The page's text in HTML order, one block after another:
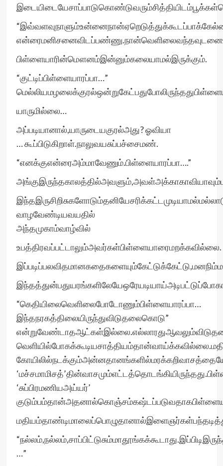
பிள்ளையாரின்மௌனம்இன்னும்கலையாமல்இருக்கும்.
“குட்டிப்பிள்ளையாரப்பா…”
யாருமில்லை…
அப்படியானால்,யாருடையகுரல்அது? ஓவியா
… கூப்பிடுகிறாள்.நாலுவயசுப்பச்சைமண்.
“எனக்குஎன்ரைஅம்மாவேணும்.பிள்ளையாரப்பா….”
வாழவேண்டியவயதில்
அந்தமுகாம்வாழ்வில்
உபத்திரவப்பட்டாலும்அவர்கள்பிள்ளையாரைமறக்கவில்லை.
“கெதியிலைவெளிலைபோடோணும்பிள்ளையாரப்பா…
இந்தநரகத்திலையிருந்துவிடுதலைகொடு”
‘சுப்பிரமணியஅய்யர்’
…”